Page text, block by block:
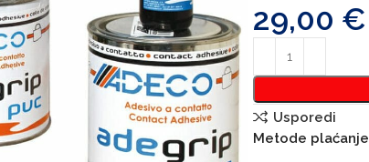
29,00 €
Usporedi
Metode plaćanje